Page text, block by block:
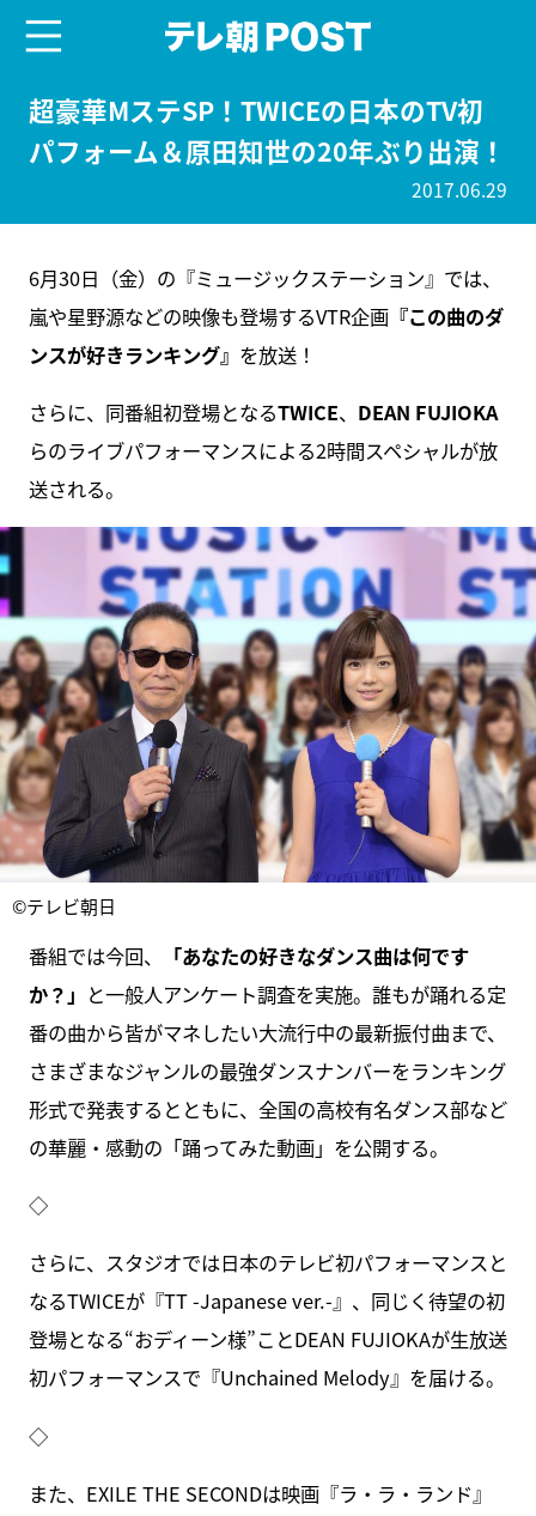
超豪華MステSP！TWICEの日本のTV初
パフォーム＆原田知世の20年ぶり出演！
2017.06.29
6月30日（金）の『ミュージックステーション』では、
嵐や星野源などの映像も登場するVTR企画『この曲のダ
ンスが好きランキング』 を放送！
さらに、同番組初登場となるTWICE、 DEAN FUJIOKA
らのライブパフォーマンスによる2時間スペシャルが放
送される。
©テレビ朝日
番組では今回、
「あなたの好きなダンス曲は何です
か？」 と一般人アンケート調査を実施。誰もが踊れる定
番の曲から皆がマネしたい大流行中の最新振付曲まで、
さまざまなジャンルの最強ダンスナンバーをランキング
形式で発表するとともに、全国の高校有名ダンス部など
の華麗・感動の「踊ってみた動画」を公開する。
◇
さらに、スタジオでは日本のテレビ初パフォーマンスと
なるTWICEが『TT -Japanese ver.-』、同じく待望の初
登場となる“おディーン様”ことDEAN FUJIOKAが生放送
初パフォーマンスで『Unchained Melody』を届ける。
◇
また、EXILE THE SECONDは映画『ラ・ラ・ランド』